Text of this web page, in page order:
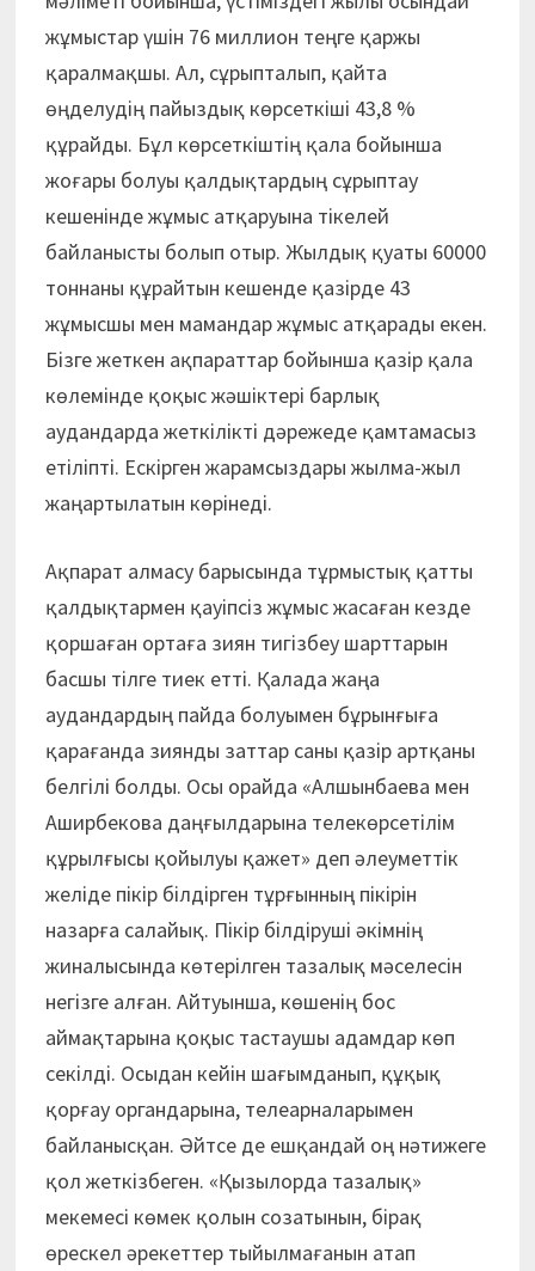
жұмыстар үшін 76 миллион теңге қаржы
қаралмақшы. Ал, сұрыпталып, қайта
өңделудің пайыздық көрсеткіші 43,8 %
құрайды. Бұл көрсеткіштің қала бойынша
жоғары болуы қалдықтардың сұрыптау
кешенінде жұмыс атқаруына тікелей
байланысты болып отыр. Жылдық қуаты 60000
тоннаны құрайтын кешенде қазірде 43
жұмысшы мен мамандар жұмыс атқарады екен.
Бізге жеткен ақпараттар бойынша қазір қала
көлемінде қоқыс жәшіктері барлық
аудандарда жеткілікті дәрежеде қамтамасыз
етіліпті. Ескірген жарамсыздары жылма-жыл
жаңартылатын көрінеді.
Ақпарат алмасу барысында тұрмыстық қатты
қалдықтармен қауіпсіз жұмыс жасаған кезде
қоршаған ортаға зиян тигізбеу шарттарын
басшы тілге тиек етті. Қалада жаңа
аудандардың пайда болуымен бұрынғыға
қарағанда зиянды заттар саны қазір артқаны
белгілі болды. Осы орайда «Алшынбаева мен
Аширбекова даңғылдарына телекөрсетілім
құрылғысы қойылуы қажет» деп әлеуметтік
желіде пікір білдірген тұрғынның пікірін
назарға салайық. Пікір білдіруші әкімнің
жиналысында көтерілген тазалық мәселесін
негізге алған. Айтуынша, көшенің бос
аймақтарына қоқыс тастаушы адамдар көп
секілді. Осыдан кейін шағымданып, құқық
қорғау органдарына, телеарналарымен
байланысқан. Әйтсе де ешқандай оң нәтижеге
қол жеткізбеген. «Қызылорда тазалық»
мекемесі көмек қолын созатынын, бірақ
өрескел әрекеттер тыйылмағанын атап